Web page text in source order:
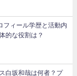
フィール学歴と活動内
的な役割は？
白坂和哉は何者？プ